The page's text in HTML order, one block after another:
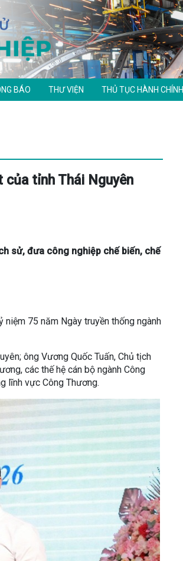
BÁO THƯ VIỆN THỦ TỤC HÀNH CHÍNH
tỉnh Thái Nguyên
sử, đưa công nghiệp chế biến, chế
75 năm Ngày truyền thống ngành
ông Vương Quốc Tuấn, Chủ tịch
các thế hệ cán bộ ngành Công
lĩnh vực Công Thương.